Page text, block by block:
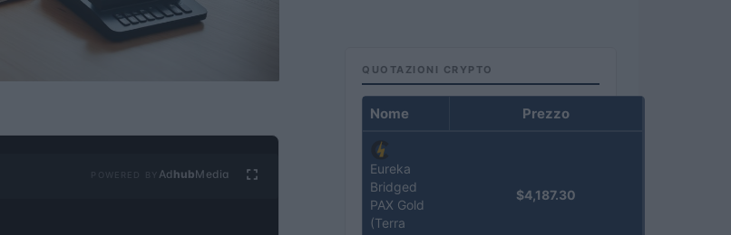
Ad hubMedia
QUOTAZIONI CRYPTO
Nome Prezzo
Eureka
Bridged
PAX Gold
(Terra
$4,187.30